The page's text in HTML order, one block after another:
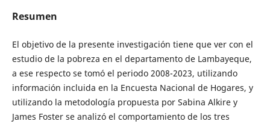
Resumen
El objetivo de la presente investigación tiene que ver con el
estudio de la pobreza en el departamento de Lambayeque,
a ese respecto se tomó el periodo 2008-2023, utilizando
información incluida en la Encuesta Nacional de Hogares, y
utilizando la metodología propuesta por Sabina Alkire y
James Foster se analizó el comportamiento de los tres